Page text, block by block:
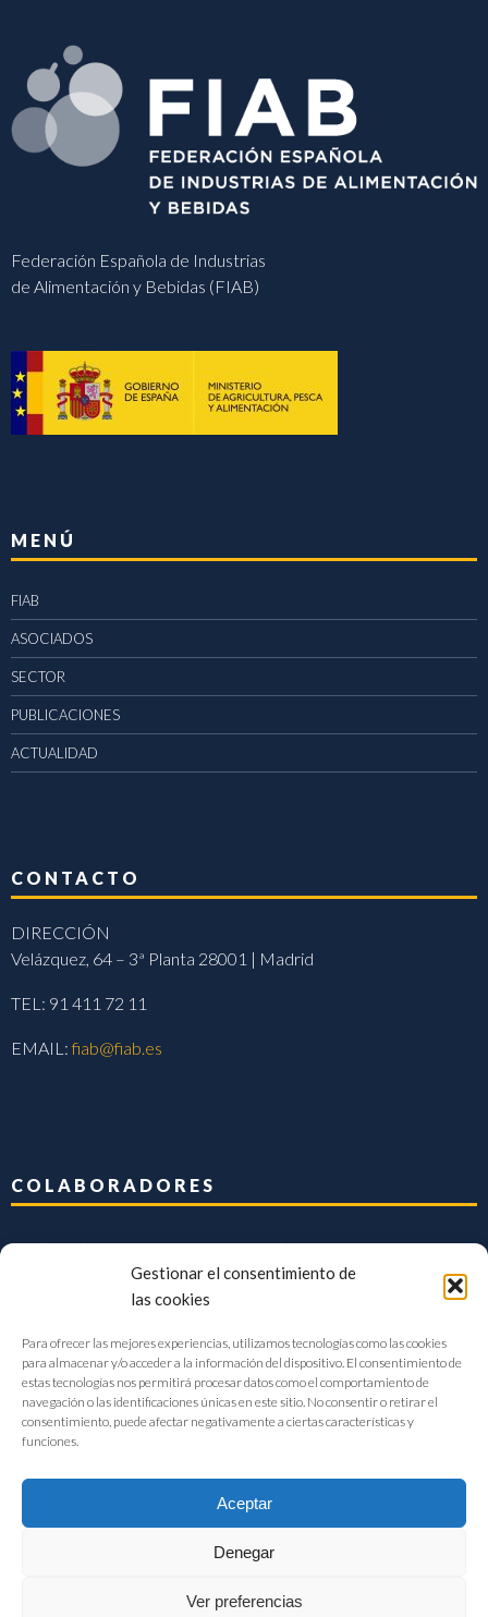
Gestionar el consentimiento de
las cookies
Para ofrecer las mejores experiencias, utilizamos tecnologías como las cookies
para almacenar y/o acceder a la información del dispositivo. El consentimiento de
estas tecnologías nos permitirá procesar datos como el comportamiento de
navegación o las identificaciones únicas en este sitio. No consentir o retirar el
consentimiento, puede afectar negativamente a ciertas características y
funciones.
Aceptar
Denegar
Ver preferencias
Federación Española de Industrias
de Alimentación y Bebidas (FIAB)
MENÚ
FIAB
ASOCIADOS
SECTOR
PUBLICACIONES
ACTUALIDAD
CONTACTO
DIRECCIÓN
Velázquez, 64 – 3ª Planta 28001 | Madrid
TEL: 91 411 72 11
EMAIL:fiab@fiab.es
COLABORADORES
FIAB Federación Española de Industrias de la Alimentación y Bebidas